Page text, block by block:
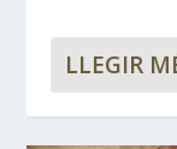
LLEGIR